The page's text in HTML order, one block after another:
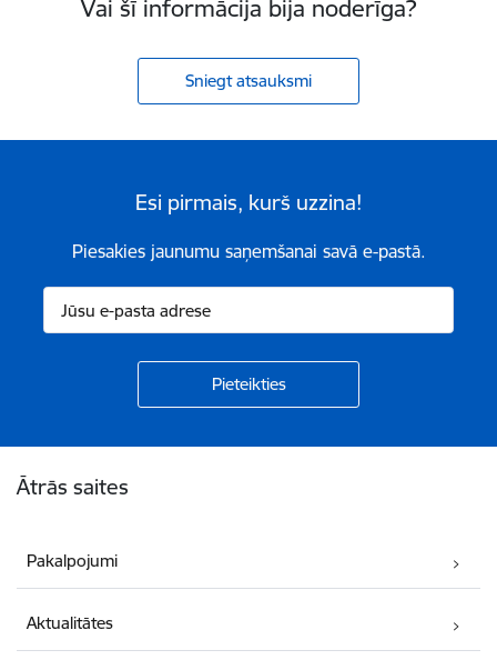
Vai šī informācija bija noderīga?
Sniegt atsauksmi
Esi pirmais, kurš uzzina!
Piesakies jaunumu saņemšanai savā e-pastā.
Ātrās saites
Pakalpojumi
Aktualitātes